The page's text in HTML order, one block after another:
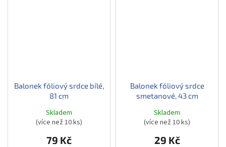
Balonek fóliový srdce bílé,
81 cm
Skladem
(více než 10 ks)
79 Kč
Balonek fóliový srdce
smetanové, 43 cm
Skladem
(více než 10 ks)
29 Kč